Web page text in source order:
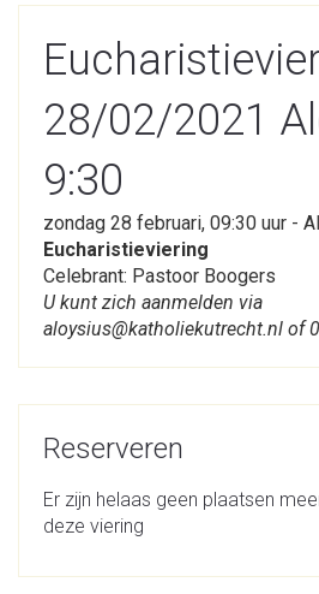
28/02/2021
9:30
zondag 28 februari, 09:30 uur -
Eucharistieviering
Celebrant: Pastoor Boogers
U kunt zich aanmelden via
aloysius@katholiekutrecht.nl of
Reserveren
Er zijn helaas geen plaatsen
deze viering